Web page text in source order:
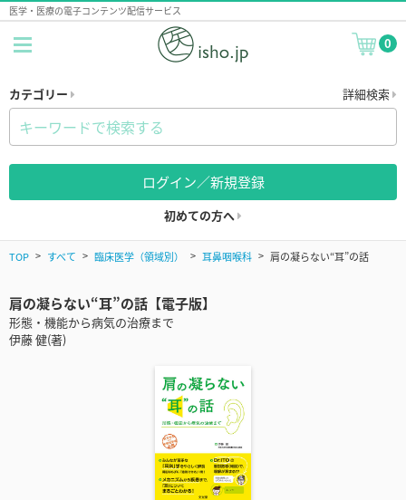
医学・医療の電子コンテンツ配信サービス
0
カテゴリー 詳細検索
ログイン／新規登録
初めての方へ
TOP すべて 臨床医学（領域別） 耳鼻咽喉科 肩の凝らない“耳”の話
肩の凝らない“耳”の話【電子版】
形態・機能から病気の治療まで
伊藤 健(著)